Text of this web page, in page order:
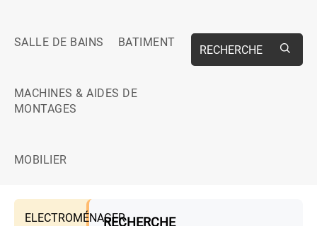
SALLE DE BAINS BATIMENT
MACHINES & AIDES DE
MONTAGES
MOBILIER
RECHERCHE
ELECTROMÉNAGERRECHERCHE